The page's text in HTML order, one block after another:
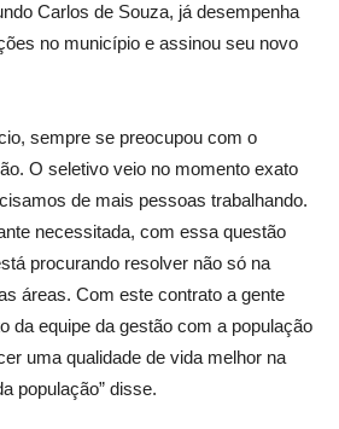
Carlos de Souza, já desempenha
no município e assinou seu novo
sempre se preocupou com o
O seletivo veio no momento exato
de mais pessoas trabalhando.
necessitada, com essa questão
procurando resolver não só na
áreas. Com este contrato a gente
da equipe da gestão com a população
uma qualidade de vida melhor na
população” disse.